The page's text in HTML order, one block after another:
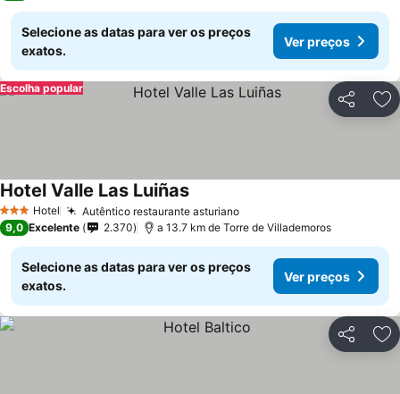
Selecione as datas para ver os preços
exatos.
Ver preços
Partilhar
Escolha popular
3 EstrelasHotel Autêntico restaurante asturiano
Hotel Valle Las Luiñas
9,0 Excelente 2.370 a 13.7 km de Torre de Villademoros
Selecione as datas para ver os preços
exatos.
Ver preços
Partilhar